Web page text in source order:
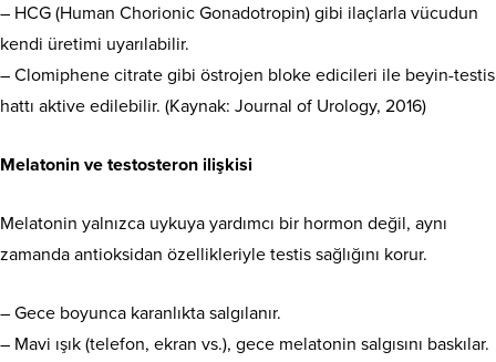
– HCG (Human Chorionic Gonadotropin) gibi ilaçlarla vücudun
kendi üretimi uyarılabilir.
– Clomiphene citrate gibi östrojen bloke edicileri ile beyin-testis
hattı aktive edilebilir. (Kaynak: Journal of Urology, 2016)
Melatonin ve testosteron ilişkisi
Melatonin yalnızca uykuya yardımcı bir hormon değil, aynı
zamanda antioksidan özellikleriyle testis sağlığını korur.
– Gece boyunca karanlıkta salgılanır.
– Mavi ışık (telefon, ekran vs.), gece melatonin salgısını baskılar.